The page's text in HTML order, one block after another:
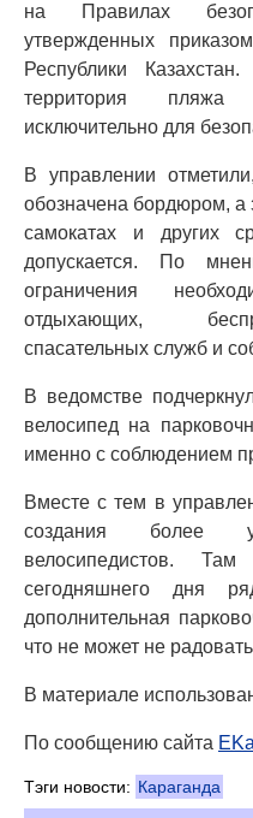
на Правилах
утвержденных
Республики
территория пляжа
исключительно для
В управлении
обозначена бордюром, а
самокатах и других
допускается. По
ограничения
отдыхающих,
спасательных служб и
В ведомстве
велосипед на
именно с соблюдением
Вместе с тем в
создания более
велосипедистов.
сегодняшнего дня
дополнительная
что не может не
В материале
По сообщению сайта
Тэги новости: Караганда